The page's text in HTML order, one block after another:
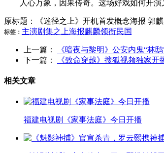
人心万象，因果传奇。这场好戏如何开演
原标题：《迷径之上》开机首发概念海报 郭
标签： 主演剧集之上海报麒麟领衔民国
上一篇：
《暗夜与黎明》公安内鬼“林
下一篇：
《致命穿越》搜狐视频独家
相关文章
福建电视剧《家事法庭》今日开播